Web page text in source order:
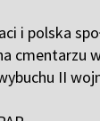
i polska
cmentarzu
II